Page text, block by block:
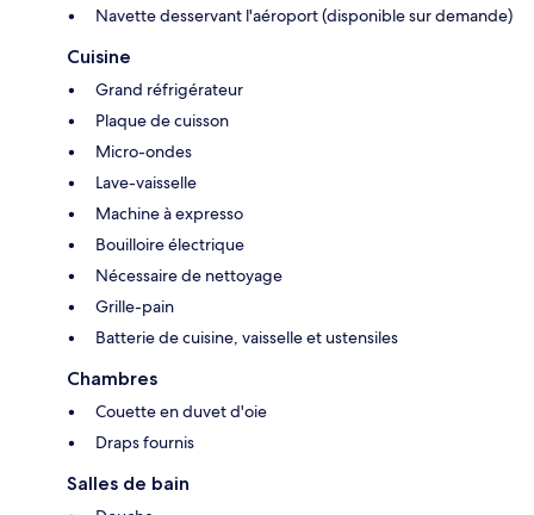
Navette desservant l'aéroport (disponible sur demande)
Cuisine
Grand réfrigérateur
Plaque de cuisson
Micro-ondes
Lave-vaisselle
Machine à expresso
Bouilloire électrique
Nécessaire de nettoyage
Grille-pain
Batterie de cuisine, vaisselle et ustensiles
Chambres
Couette en duvet d'oie
Draps fournis
Salles de bain